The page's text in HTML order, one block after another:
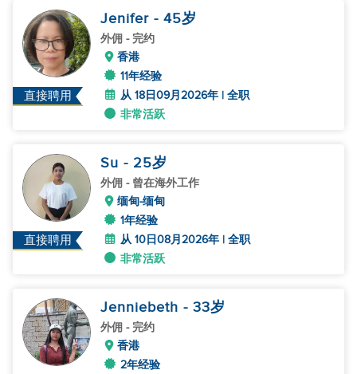
直接聘用
Jenifer - 45岁
外佣 - 完约
香港
11年经验
从 18日09月2026年 | 全职
非常活跃
直接聘用
Su - 25岁
外佣 - 曾在海外工作
缅甸-缅甸
1年经验
从 10日08月2026年 | 全职
非常活跃
Jenniebeth - 33岁
外佣 - 完约
香港
2年经验